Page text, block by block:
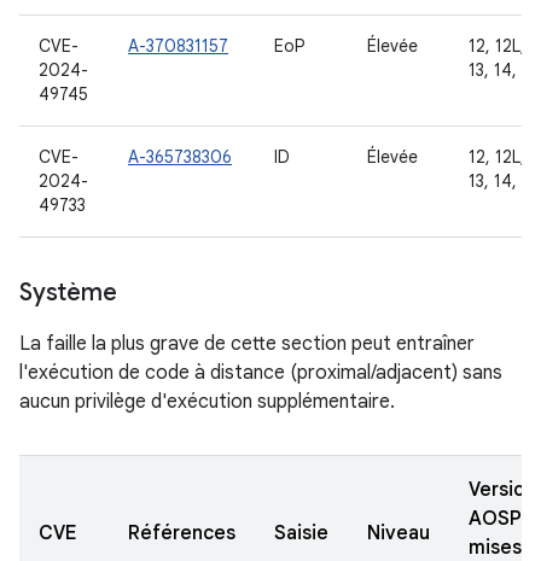
CVE-
2024-
49745
A-370831157 EoP Élevée
12, 12L,
13, 14, 15
CVE-
2024-
49733
A-365738306 ID Élevée
12, 12L,
13, 14, 15
Système
La faille la plus grave de cette section peut entraîner
l'exécution de code à distance (proximal/adjacent) sans
aucun privilège d'exécution supplémentaire.
CVE Références Saisie Niveau
AOSP
mises à